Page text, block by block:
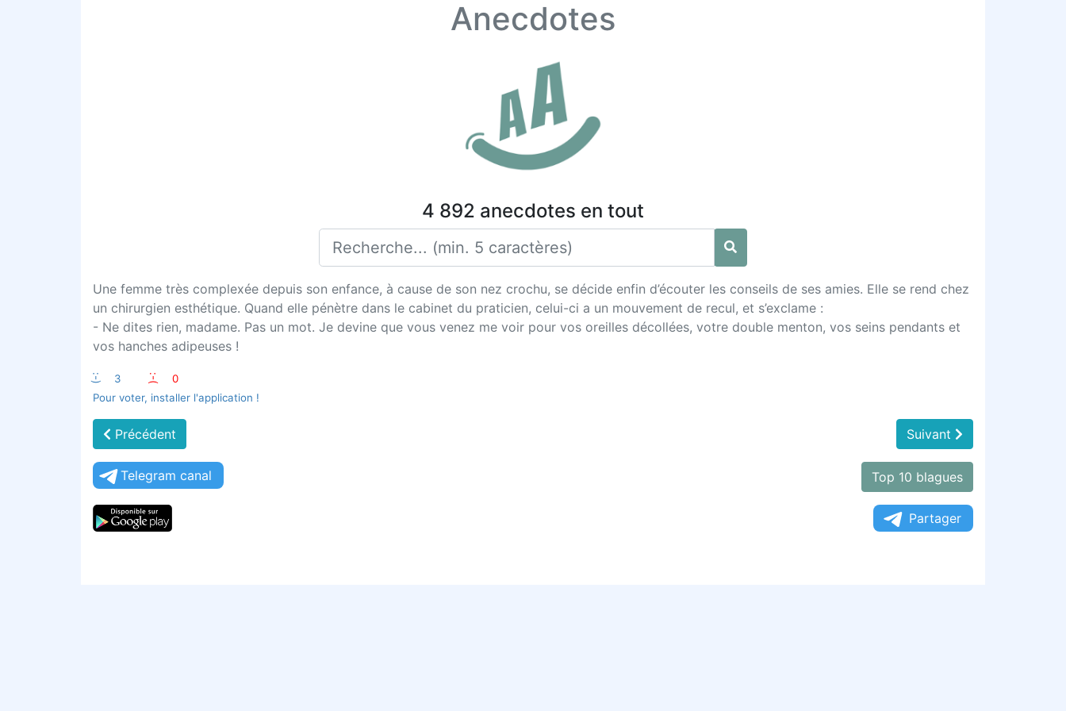
Anecdotes
4 892 anecdotes en tout
Une femme très complexée depuis son enfance, à cause de son nez crochu, se décide enfin d’écouter les conseils de ses amies. Elle se rend chez
un chirurgien esthétique. Quand elle pénètre dans le cabinet du praticien, celui-ci a un mouvement de recul, et s’exclame :
- Ne dites rien, madame. Pas un mot. Je devine que vous venez me voir pour vos oreilles décollées, votre double menton, vos seins pendants et
vos hanches adipeuses !
:-) 3 :-(
0
Pour voter, installer l'application !
Précédent Suivant
Telegram canal Top 10 blagues
Partager